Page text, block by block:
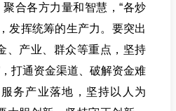
聚合各方力量和智慧，“各炒
发挥统筹的生产力。 要突出
、产业、群众等重点，坚持
打通资金渠道、破解资金难
务产业落地，坚持以人为